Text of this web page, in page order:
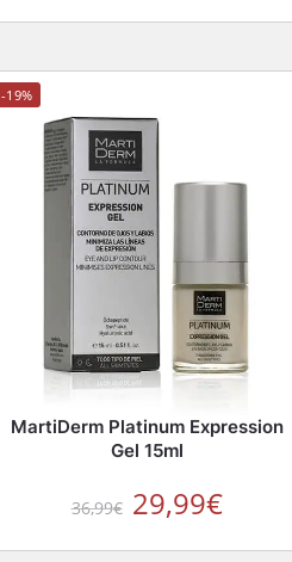
-19%
MartiDerm Platinum Expression
Gel 15ml
36,99€ 29,99€